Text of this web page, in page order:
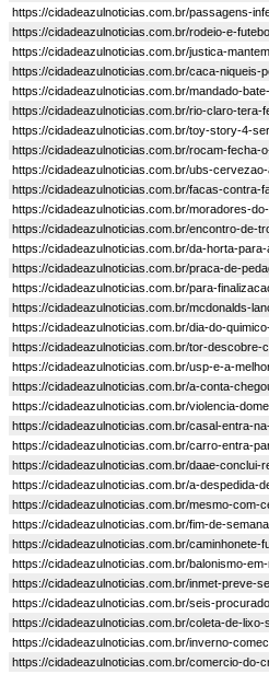
https://cidadeazulnoticias.com.br/passagens-
https://cidadeazulnoticias.com.br/rodeio-e-
https://cidadeazulnoticias.com.br/justica-
https://cidadeazulnoticias.com.br/caca-
https://cidadeazulnoticias.com.br/mandado-
https://cidadeazulnoticias.com.br/rio-claro-tera-
https://cidadeazulnoticias.com.br/toy-story-4-
https://cidadeazulnoticias.com.br/rocam-
https://cidadeazulnoticias.com.br/ubs-
https://cidadeazulnoticias.com.br/facas-
https://cidadeazulnoticias.com.br/moradores-
https://cidadeazulnoticias.com.br/encontro-de-
https://cidadeazulnoticias.com.br/da-horta-
https://cidadeazulnoticias.com.br/praca-de-
https://cidadeazulnoticias.com.br/para-
https://cidadeazulnoticias.com.br/mcdonalds-
https://cidadeazulnoticias.com.br/dia-do-
https://cidadeazulnoticias.com.br/tor-
https://cidadeazulnoticias.com.br/usp-e-a-
https://cidadeazulnoticias.com.br/a-conta-
https://cidadeazulnoticias.com.br/violencia-
https://cidadeazulnoticias.com.br/casal-entra-
https://cidadeazulnoticias.com.br/carro-entra-
https://cidadeazulnoticias.com.br/daae-
https://cidadeazulnoticias.com.br/a-despedida-
https://cidadeazulnoticias.com.br/mesmo-
https://cidadeazulnoticias.com.br/fim-de-
https://cidadeazulnoticias.com.br/
https://cidadeazulnoticias.com.br/balonismo-
https://cidadeazulnoticias.com.br/inmet-preve-
https://cidadeazulnoticias.com.br/seis-
https://cidadeazulnoticias.com.br/coleta-de-
https://cidadeazulnoticias.com.br/inverno-
https://cidadeazulnoticias.com.br/comercio-